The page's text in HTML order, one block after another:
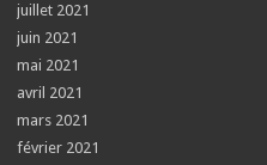
juillet 2021
juin 2021
mai 2021
avril 2021
mars 2021
février 2021